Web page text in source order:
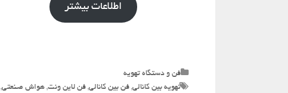
اطلاعات بیشتر
Categories
فن و دستگاه تهویه
Tags
تهویه بین کانالی, فن بین کانالی, فن لاین ونت, هواش صنعتی,